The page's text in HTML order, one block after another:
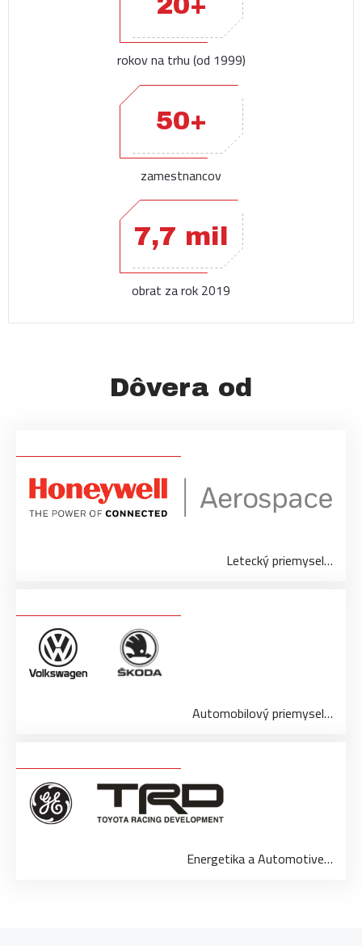
rokov na trhu (od 1999)
50+
zamestnancov
7,7 mil
obrat za rok 2019
Dôvera od
Letecký priemysel…
Automobilový priemysel…
Energetika a Automotive…